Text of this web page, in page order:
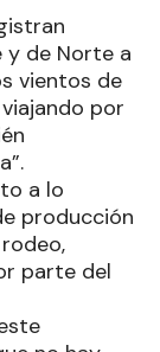
y de Norte a
vientos de
por
a lo
producción
parte del